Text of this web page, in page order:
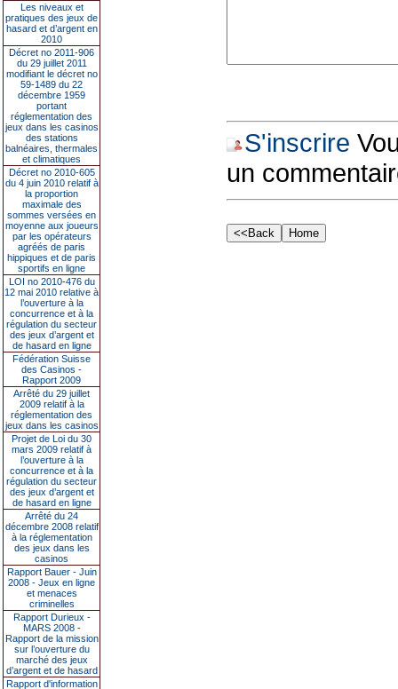
Les niveaux et
pratiques des jeux de
hasard et d’argent en
2010
Décret no 2011-906
du 29 juillet 2011
modifiant le décret no
59-1489 du 22
décembre 1959
portant
réglementation des
jeux dans les casinos
des stations
balnéaires, thermales
et climatiques
Décret no 2010-605
du 4 juin 2010 relatif à
la proportion
maximale des
sommes versées en
moyenne aux joueurs
par les opérateurs
agréés de paris
hippiques et de paris
sportifs en ligne
LOI no 2010-476 du
12 mai 2010 relative à
l’ouverture à la
concurrence et à la
régulation du secteur
des jeux d’argent et
de hasard en ligne
Fédération Suisse
des Casinos -
Rapport 2009
Arrêté du 29 juillet
2009 relatif à la
réglementation des
jeux dans les casinos
Projet de Loi du 30
mars 2009 relatif à
l’ouverture à la
concurrence et à la
régulation du secteur
des jeux d’argent et
de hasard en ligne
Arrêté du 24
décembre 2008 relatif
à la réglementation
des jeux dans les
casinos
Rapport Bauer - Juin
2008 - Jeux en ligne
et menaces
criminelles
Rapport Durieux -
MARS 2008 -
Rapport de la mission
sur l’ouverture du
marché des jeux
d’argent et de hasard
Rapport d'information
S'inscrire
un